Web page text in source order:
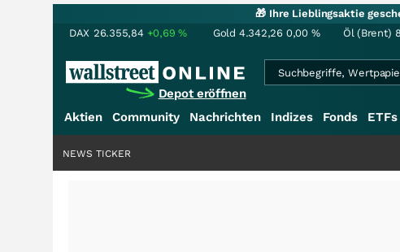
🎁 Ihre Lieblingsaktie
DAX 26.355,84 +0,69% Gold 4.342,26 0,00 % Öl (Brent)
Depot eröffnen
Aktien Community Nachrichten Indizes Fonds ETFs
NEWS TICKER